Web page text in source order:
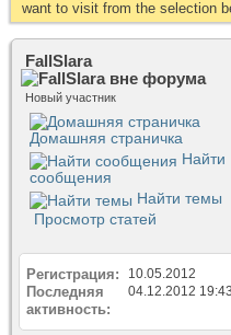
want to visit from the selection
FallSlara
Новый участник
Домашняя страничка
Найти
сообщения
Найти темы
Просмотр статей
Регистрация 10.05.2012
Последняя
активность
04.12.2012 19:43